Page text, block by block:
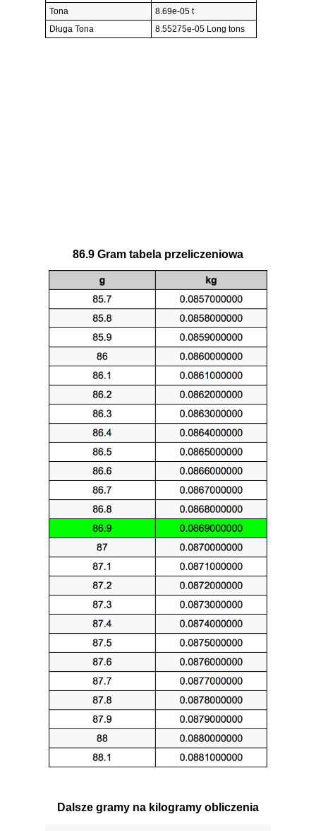
Tona
8.69e-05 t
Długa Tona
8.55275e-05 Long tons
86.9 Gram tabela przeliczeniowa
Dalsze gramy na kilogramy obliczenia